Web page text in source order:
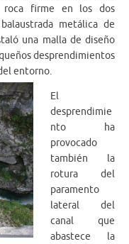
roca firme en los dos
metálica de
una malla de diseño
desprendimientos
entorno.
El
desprendimie
nto ha
provocado
también la
rotura del
paramento
lateral del
canal que
abastece la